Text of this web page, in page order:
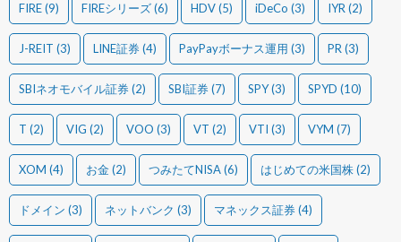
FIRE(9) FIREシリーズ(6) HDV(5) iDeCo (3) IYR (2)
J-REIT (3) LINE証券(4) PayPayボーナス運用 (3) PR (3)
SBIネオモバイル証券(2) SBI証券(7) SPY(3) SPYD (10)
T (2) VIG (2) VOO (3) VT (2) VTI (3) VYM (7)
XOM (4) お金(2) つみたてNISA(6) はじめての米国株(2)
ドメイン (3) ネットバンク (3) マネックス証券(4)